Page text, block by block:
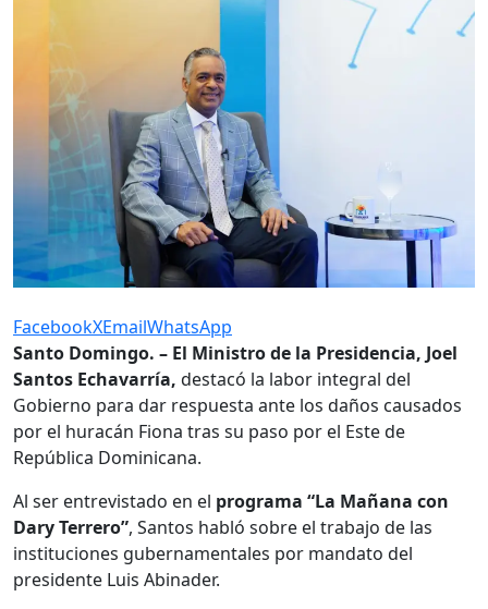
FacebookXEmailWhatsApp
Santo Domingo. – El Ministro de la Presidencia, Joel
Santos Echavarría, destacó la labor integral del
Gobierno para dar respuesta ante los daños causados
por el huracán Fiona tras su paso por el Este de
República Dominicana.
Al ser entrevistado en el programa “La Mañana con
Dary Terrero”, Santos habló sobre el trabajo de las
instituciones gubernamentales por mandato del
presidente Luis Abinader.